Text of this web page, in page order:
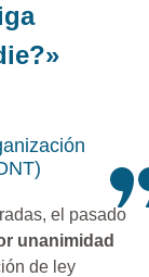
el pasado
unanimidad
de ley